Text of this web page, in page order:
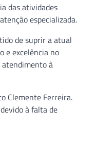
das atividades
especializada.
de suprir a atual
e excelência no
atendimento à
Clemente Ferreira.
à falta de